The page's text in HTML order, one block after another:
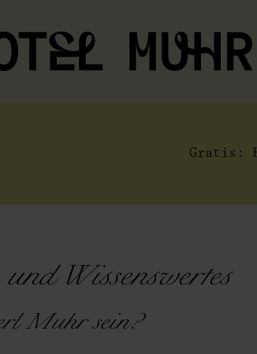
Gratis:
Wissenswertes
Muhr sein?